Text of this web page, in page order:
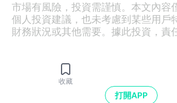
市場有風險，投資需謹慎。本文內容
個人投資建議，也未考慮到某些用戶
財務狀況或其他需要。據此投資，責
收藏
打開APP